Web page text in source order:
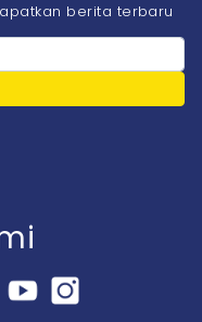
berita terbaru